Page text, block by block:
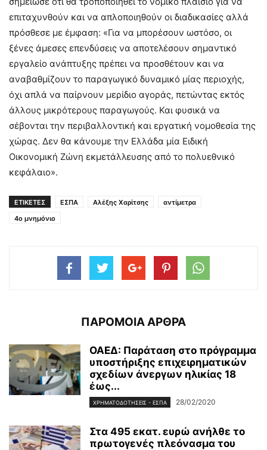
επιταχυνθούν και να απλοποιηθούν οι διαδικασίες αλλά
πρόσθεσε με έμφαση: «Για να μπορέσουν ωστόσο, οι
ξένες άμεσες επενδύσεις να αποτελέσουν σημαντικό
εργαλείο ανάπτυξης πρέπει να προσθέτουν και να
αναβαθμίζουν το παραγωγικό δυναμικό μίας περιοχής,
όχι απλά να παίρνουν μερίδιο αγοράς, πετώντας εκτός
άλλους μικρότερους παραγωγούς. Και φυσικά να
σέβονται την περιβαλλοντική και εργατική νομοθεσία της
χώρας. Δεν θα κάνουμε την Ελλάδα μία Ειδική
Οικονομική Ζώνη εκμετάλλευσης από το πολυεθνικό
κεφάλαιο».
ΕΤΙΚΕΤΕΣ ΕΣΠΑ Αλέξης Χαρίτσης
αντίμετρα
4ο μνημόνιο
ΠΑΡΟΜΟΙΑ ΑΡΘΡΑ
ΟΑΕΔ: Παράταση στο πρόγραμμα
υποστήριξης επιχειρηματικών
σχεδίων άνεργων ηλικίας 18
έως...
ΧΡΗΜΑΤΟΔΟΤΉΣΕΙΣ - ΕΣΠΑ 28/02/2020
Στα 495 εκατ. ευρώ ανήλθε το
πρωτογενές πλεόνασμα του